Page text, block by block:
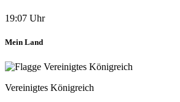
19:07 Uhr
Mein Land
Vereinigtes Königreich